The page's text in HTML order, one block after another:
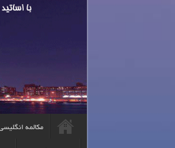
مکالمه